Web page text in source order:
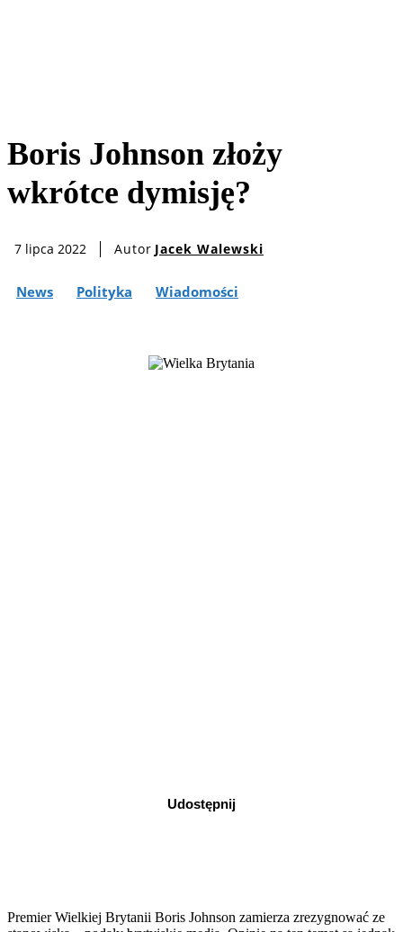
Boris Johnson złoży
wkrótce dymisję?
7 lipca 2022 Autor Jacek Walewski
News Polityka Wiadomości
Udostępnij
Premier Wielkiej Brytanii Boris Johnson zamierza zrezygnować ze